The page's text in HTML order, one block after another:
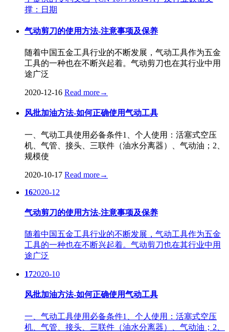
撑：日期
气动剪刀的使用方法-注意事项及保养
随着中国五金工具行业的不断发展，气动工具作为五金
工具的一种也在不断兴起着。气动剪刀也在其行业中用
途广泛
2020-12-16 Read more→
风批加油方法-如何正确使用气动工具
一、气动工具使用必备条件1、个人使用：活塞式空压
机、气管、接头、三联件（油水分离器）、气动油；2、
规模使
2020-10-17 Read more→
162020-12
气动剪刀的使用方法-注意事项及保养
随着中国五金工具行业的不断发展，气动工具作为五金
工具的一种也在不断兴起着。气动剪刀也在其行业中用
途广泛
172020-10
风批加油方法-如何正确使用气动工具
一、气动工具使用必备条件1、个人使用：活塞式空压
机、气管、接头、三联件（油水分离器）、气动油；2、